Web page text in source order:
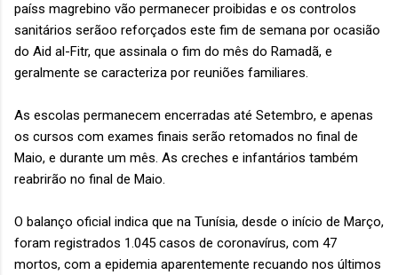
país­s magrebino vão permanecer proibidas e os controlos
sanitários serãoo reforçados este fim de semana por ocasião
do Aid al-Fitr, que assinala o fim do mês do Ramadã, e
geralmente se caracteriza por reuniões familiares.
As escolas permanecem encerradas até Setembro, e apenas
os cursos com exames finais serão retomados no final de
Maio, e durante um mês. As creches e infantários também
reabrirão no final de Maio.
O balanço oficial indica que na Tunísia, desde o iní­cio de Março,
foram registrados 1.045 casos de coronaví­rus, com 47
mortos, com a epidemia aparentemente recuando nos últimos